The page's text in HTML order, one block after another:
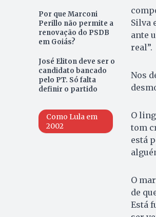
Por que Marconi
Perillo não permite a
renovação do PSDB
em Goiás?
José Eliton deve ser o
candidato bancado
pelo PT. Só falta
definir o partido
Como Lula em
2002
Silva
ante
real”.
Nos
O
tom
está
O
de
Está